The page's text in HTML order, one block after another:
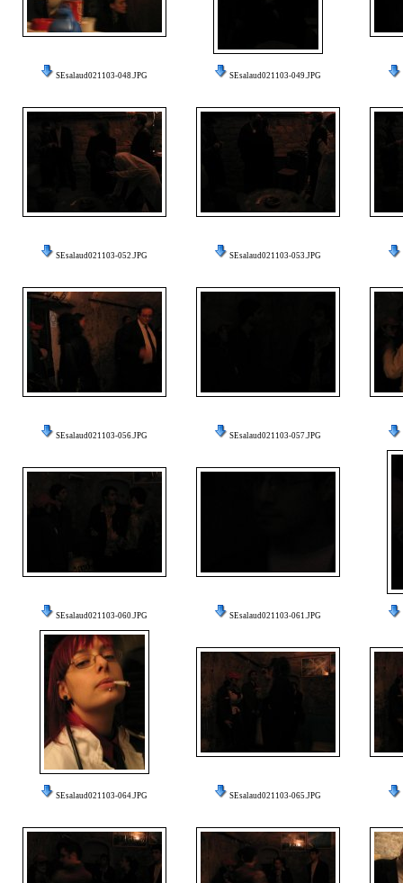
SEsalaud021103-048.JPG SEsalaud021103-049.JPG
SEsalaud021103-052.JPG SEsalaud021103-053.JPG
SEsalaud021103-056.JPG SEsalaud021103-057.JPG
SEsalaud021103-060.JPG SEsalaud021103-061.JPG
SEsalaud021103-064.JPG SEsalaud021103-065.JPG